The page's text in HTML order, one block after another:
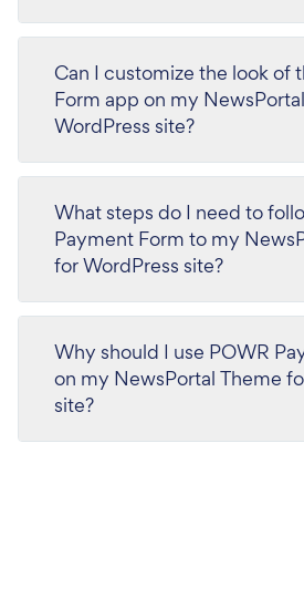
Can I customize the look of
Form app on my
WordPress site?
What steps do I need to
Payment Form to my
for WordPress site?
Why should I use POWR
on my NewsPortal Theme
site?